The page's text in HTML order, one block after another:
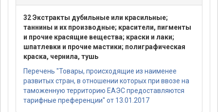
32 Экстракты дубильные или красильные;
таннины и их производные; красители, пигменты
и прочие красящие вещества; краски и лаки;
шпатлевки и прочие мастики; полиграфическая
краска, чернила, тушь
Перечень "Товары, происходящие из наименее
развитых стран, в отношении которых при ввозе на
таможенную территорию ЕАЭС предоставляются
тарифные преференции" от 13.01.2017